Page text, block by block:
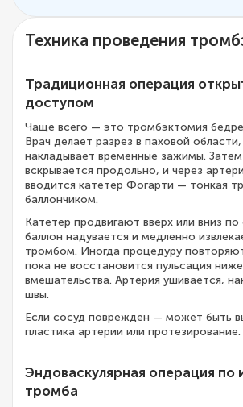
Техника проведения
Традиционная операция
доступом
Чаще всего — это тромбэктомия
Врач делает разрез в паховой
накладывает временные зажимы.
вскрывается продольно, и через
вводится катетер Фогарти — тонкая
баллончиком.
Катетер продвигают вверх или вниз по
баллон надувается и медленно
тромбом. Иногда процедуру
пока не восстановится пульсация
вмешательства. Артерия ушивается,
швы.
Если сосуд поврежден — может быть
пластика артерии или протезирование.
Эндоваскулярная операция по
тромба